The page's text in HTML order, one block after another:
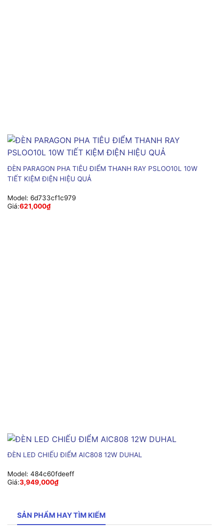
ĐÈN PARAGON PHA TIÊU ĐIỂM THANH RAY PSLOO10L 10W
TIẾT KIỆM ĐIỆN HIỆU QUẢ
Model: 6d733cf1c979
Giá:621,000₫
ĐÈN LED CHIẾU ĐIỂM AIC808 12W DUHAL
Model: 484c60fdeeff
Giá:3,949,000₫
SẢN PHẨM HAY TÌM KIẾM